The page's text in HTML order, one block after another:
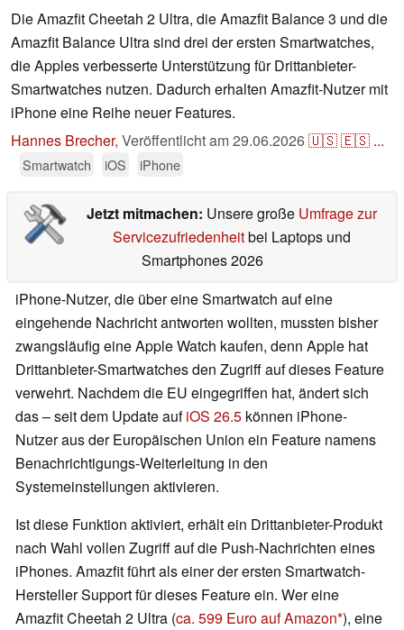
Die Amazfit Cheetah 2 Ultra, die Amazfit Balance 3 und die
Amazfit Balance Ultra sind drei der ersten Smartwatches,
die Apples verbesserte Unterstützung für Drittanbieter-
Smartwatches nutzen. Dadurch erhalten Amazfit-Nutzer mit
iPhone eine Reihe neuer Features.
Hannes Brecher, Veröffentlicht am29.06.2026🇺🇸🇪🇸 ...
Smartwatch iOS iPhone
Jetzt mitmachen: Unsere große Umfrage zur
Servicezufriedenheitbei Laptops und
Smartphones 2026
iPhone-Nutzer, die über eine Smartwatch auf eine
eingehende Nachricht antworten wollten, mussten bisher
zwangsläufig eine Apple Watch kaufen, denn Apple hat
Drittanbieter-Smartwatches den Zugriff auf dieses Feature
verwehrt. Nachdem die EU eingegriffen hat, ändert sich
das – seit dem Update aufiOS 26.5 können iPhone-
Nutzer aus der Europäischen Union ein Feature namens
Benachrichtigungs-Weiterleitung in den
Systemeinstellungen aktivieren.
Ist diese Funktion aktiviert, erhält ein Drittanbieter-Produkt
nach Wahl vollen Zugriff auf die Push-Nachrichten eines
iPhones. Amazfit führt als einer der ersten Smartwatch-
Hersteller Support für dieses Feature ein. Wer eine
Amazfit Cheetah 2 Ultra (ca. 599 Euro auf Amazon ), eine